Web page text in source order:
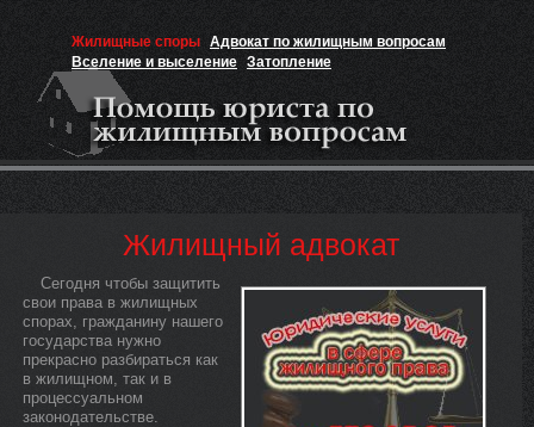
Жилищные споры Адвокат по жилищным вопросам
Вселение и выселение Затопление
Признание прав на жильё
Жилищный адвокат
Сегодня чтобы защитить
свои права в жилищных
спорах, гражданину нашего
государства нужно
прекрасно разбираться как
в жилищном, так и в
процессуальном
законодательстве.